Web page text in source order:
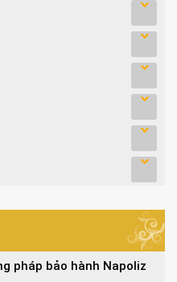
pháp bảo hành Napoliz